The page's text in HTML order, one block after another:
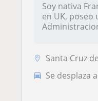
Soy nativa
en UK, poseo
Santa Cruz
Se desplaza